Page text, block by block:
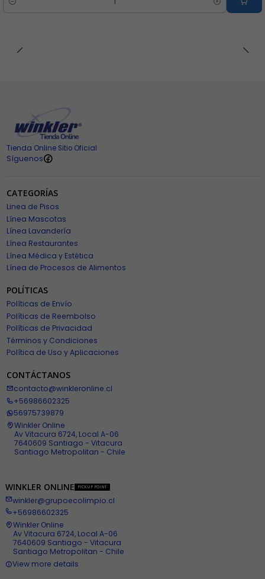
Cantidad
Tienda Online Sitio Oficial
Síguenos
CATEGORÍAS
Linea de Pisos
Línea Mascotas
Línea Lavandería
Línea Restaurantes
Línea Médica y Estética
Línea de Procesos de Alimentos
POLÍTICAS
Políticas de Envío
Políticas de Reembolso
Políticas de Privacidad
Términos y Condiciones
Política de Uso y Aplicaciones
CONTÁCTANOS
contacto@winkleronline.cl
+56986602325
56975739879
Winkler Online
Av Vitacura 6724, Local A-06
7640609 Santiago - Vitacura
Santiago Metropolitan - Chile
WINKLER ONLINE PICKUP POINT
winkler@grupoecolimpio.cl
+56986602325
Winkler Online
Av Vitacura 6724, Local A-06
7640609 Santiago - Vitacura
Santiago Metropolitan - Chile
View more details